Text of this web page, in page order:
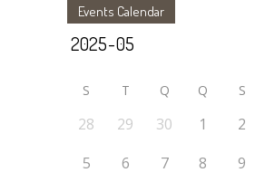
Events Calendar
S T Q Q S
28 29 30 1 2
5
6 7 8 9